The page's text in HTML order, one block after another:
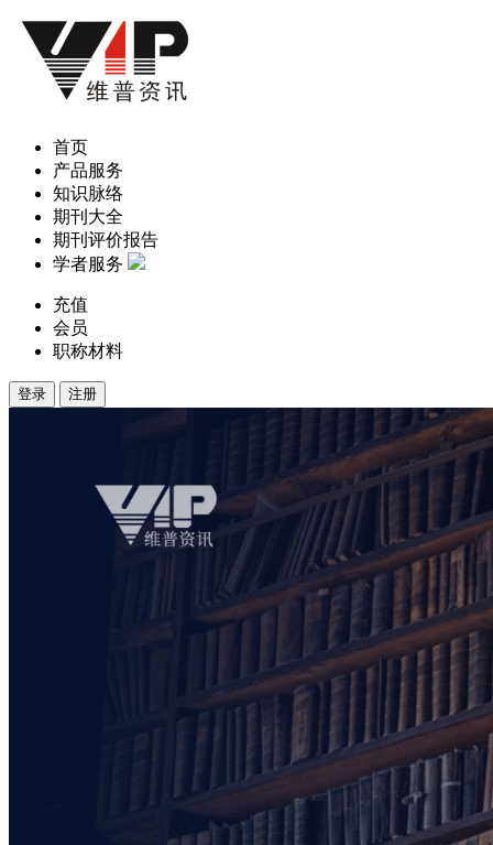
首页
产品服务
知识脉络
期刊大全
期刊评价报告
学者服务
充值
会员
职称材料
登录 注册